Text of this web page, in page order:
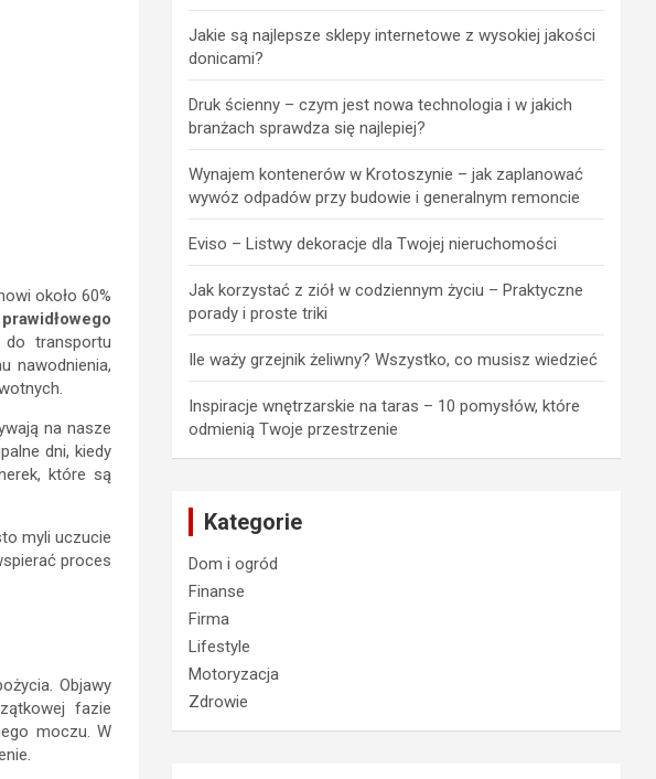
około 60%
transportu
nawodnienia,
na nasze
dni, kiedy
które są
myli uczucie
proces
Objawy
fazie
moczu. W
Jakie są najlepsze sklepy internetowe z wysokiej jakości
donicami?
Druk ścienny – czym jest nowa technologia i w jakich
branżach sprawdza się najlepiej?
Wynajem kontenerów w Krotoszynie – jak zaplanować
wywóz odpadów przy budowie i generalnym remoncie
Eviso – Listwy dekoracje dla Twojej nieruchomości
Jak korzystać z ziół w codziennym życiu – Praktyczne
porady i proste triki
Ile waży grzejnik żeliwny? Wszystko, co musisz wiedzieć
Inspiracje wnętrzarskie na taras – 10 pomysłów, które
odmienią Twoje przestrzenie
Kategorie
Dom i ogród
Finanse
Firma
Lifestyle
Motoryzacja
Zdrowie